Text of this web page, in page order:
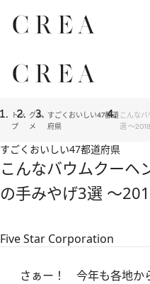
トッ
プ
グル
メ
すごくおいしい47都道
府県
こんな
選 ～
すごくおいしい47都道府県
こんなバウムクーヘ
の手みやげ3選 ～
Five Star Corporation
さぁー！ 今年も各地か